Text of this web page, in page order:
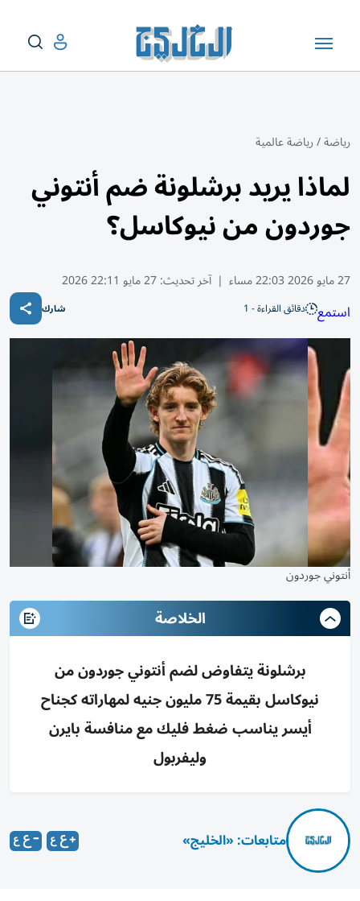
رياضة/رياضة عالمية
لماذا يريد برشلونة ضم أنتوني
جوردون من نيوكاسل؟
27 مايو 2026 22:03 مساء | آخر تحديث:27 مايو 22:11 2026
استمع دقائق القراءة - 1 شارك
أنتوني جوردون
الخلاصة
برشلونة يتفاوض لضم أنتوني جوردون من
نيوكاسل بقيمة 75 مليون جنيه لمهاراته كجناح
أيسر يناسب ضغط فليك مع منافسة بايرن
وليفربول
متابعات: «الخليج»